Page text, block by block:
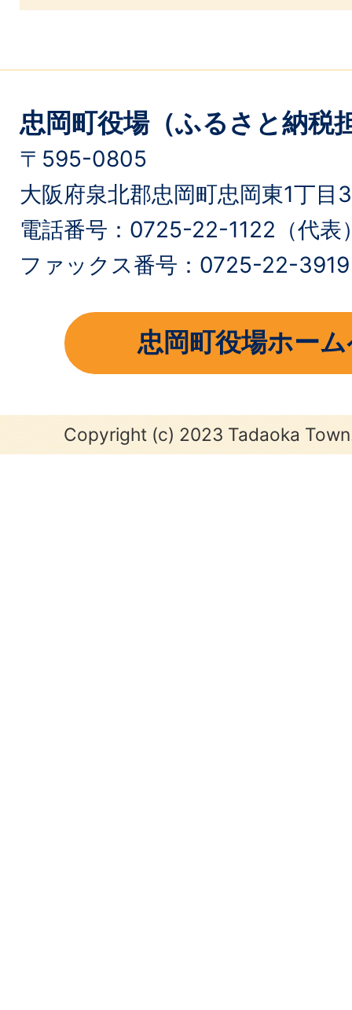
忠岡町役場（ふるさと納税
〒595-0805
大阪府泉北郡忠岡町忠岡東1丁目
電話番号：0725-22-1122（代表
ファックス番号：0725-22-3919
忠岡町役場ホー
Copyright (c) 2023 Tadaoka